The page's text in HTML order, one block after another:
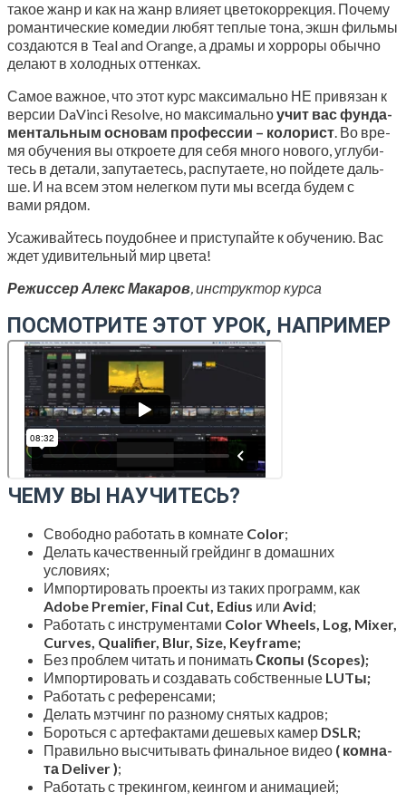
такое жанр и как на жанр вли­я­ет цве­то­кор­рек­ция. Поче­му
роман­ти­че­ские коме­дии любят теп­лые тона, экшн филь­мы
созда­ют­ся в Teal and Orange, а дра­мы и хор­ро­ры обыч­но
дела­ют в холод­ных оттенках.
Самое важ­ное, что этот курс мак­си­маль­но НЕ при­вя­зан к
вер­сии DaVinci Resolve, но мак­си­маль­ноучит вас фун­да­
мен­таль­ным осно­вам про­фес­сии – коло­рист. Во вре­
мя обу­че­ния вы откро­е­те для себя мно­го ново­го, углу­би­
тесь в дета­ли, запу­та­е­тесь, рас­пу­та­е­те, но пой­де­те даль­
ше. И на всем этом нелег­ком пути мы все­гда будем с
вами рядом.
Уса­жи­вай­тесь поудоб­нее и при­сту­пай­те к обу­че­нию. Вас
ждет уди­ви­тель­ный мир цвета!
Режис­сер Алекс Мака­ров, инструк­тор курса
ПОСМОТРИТЕ ЭТОТ УРОК, НАПРИМЕР
ЧЕМУ ВЫ НАУЧИТЕСЬ?
Сво­бод­но рабо­тать в ком­на­те Color;
Делать каче­ствен­ный грей­динг в домаш­них
условиях;
Импор­ти­ро­вать про­ек­ты из таких про­грамм, как
Adobe Premier, Final Cut, Edius или Avid;
Рабо­тать с инстру­мен­та­ми Color Wheels, Log, Mixer,
Curves, Qualifier, Blur, Size, Keyframe;
Без про­блем читать и пони­матьСко­пы (Scopes);
Импор­ти­ро­вать и созда­вать соб­ствен­ные LUTы;
Рабо­тать с референсами;
Делать мэт­чинг по раз­но­му сня­тых кадров;
Бороть­ся с арте­фак­та­ми деше­вых камер DSLR;
Пра­виль­но высчи­ты­вать финаль­ное видео ( ком­на­
та Deliver );
Рабо­тать с тре­кин­гом, кеин­гом и анимацией;